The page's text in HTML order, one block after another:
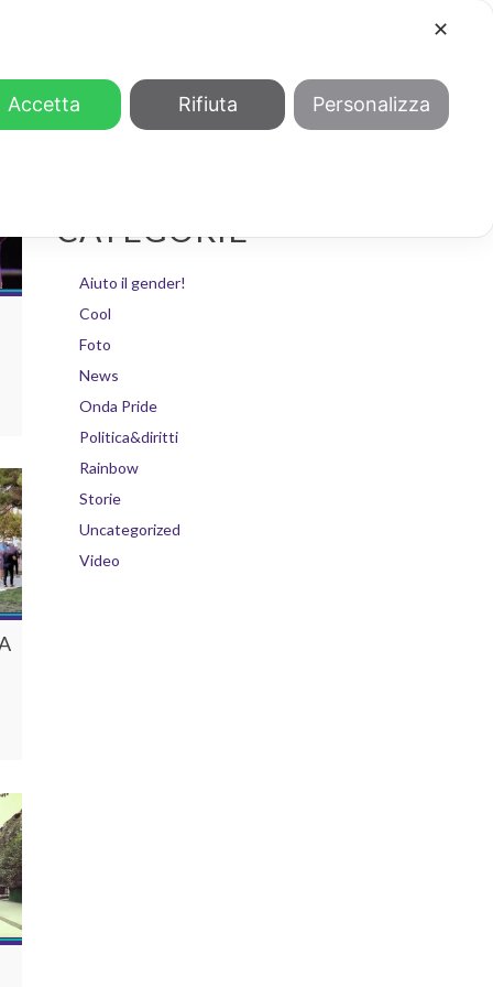
CATEGORIE
Aiuto il gender!
Cool
Foto
News
Onda Pride
Politica&diritti
Rainbow
Storie
Uncategorized
Video
✕
Accetta Rifiuta Personalizza